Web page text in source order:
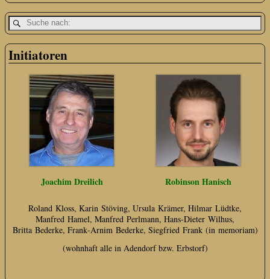
Initiatoren
Joachim Dreilich Robinson Hanisch
Roland Kloss, Karin Stöving, Ursula Krämer, Hilmar Lüdtke,
Manfred Hamel, Manfred Perlmann, Hans‑Dieter Wilhus,
Britta Bederke, Frank‑Arnim Bederke, Siegfried Frank (in memoriam)
(wohnhaft alle in Adendorf bzw. Erbstorf)